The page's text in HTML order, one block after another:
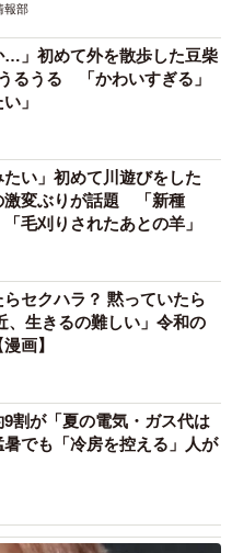
報部
…」初めて外を散歩した豆柴
るうる 「かわいすぎる」
」
たい」初めて川遊びをした
激変ぶりが話題 「新種
毛刈りされたあとの羊」
セクハラ？ 黙っていたら
、生きるの難しい」令和の
画】
割が「夏の電気・ガス代は
でも「冷房を控える」人が